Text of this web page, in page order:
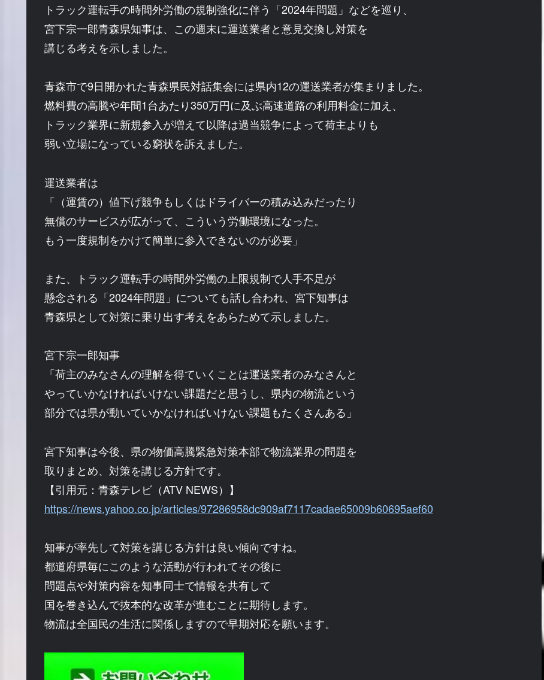
トラック運転手の時間外労働の規制強化に伴う「2024年問題」などを巡り、
宮下宗一郎青森県知事は、この週末に運送業者と意見交換し対策を
講じる考えを示しました。
青森市で9日開かれた青森県民対話集会には県内12の運送業者が集まりました。
燃料費の高騰や年間1台あたり350万円に及ぶ高速道路の利用料金に加え、
トラック業界に新規参入が増えて以降は過当競争によって荷主よりも
弱い立場になっている窮状を訴えました。
運送業者は
「（運賃の）値下げ競争もしくはドライバーの積み込みだったり
無償のサービスが広がって、こういう労働環境になった。
もう一度規制をかけて簡単に参入できないのが必要」
また、トラック運転手の時間外労働の上限規制で人手不足が
懸念される「2024年問題」についても話し合われ、宮下知事は
青森県として対策に乗り出す考えをあらためて示しました。
宮下宗一郎知事
「荷主のみなさんの理解を得ていくことは運送業者のみなさんと
やっていかなければいけない課題だと思うし、県内の物流という
部分では県が動いていかなければいけない課題もたくさんある」
宮下知事は今後、県の物価高騰緊急対策本部で物流業界の問題を
取りまとめ、対策を講じる方針です。
【引用元：青森テレビ（ATV NEWS）】
https://news.yahoo.co.jp/articles/97286958dc909af7117cadae65009b60695aef60
知事が率先して対策を講じる方針は良い傾向ですね。
都道府県毎にこのような活動が行われてその後に
問題点や対策内容を知事同士で情報を共有して
国を巻き込んで抜本的な改革が進むことに期待します。
物流は全国民の生活に関係しますので早期対応を願います。